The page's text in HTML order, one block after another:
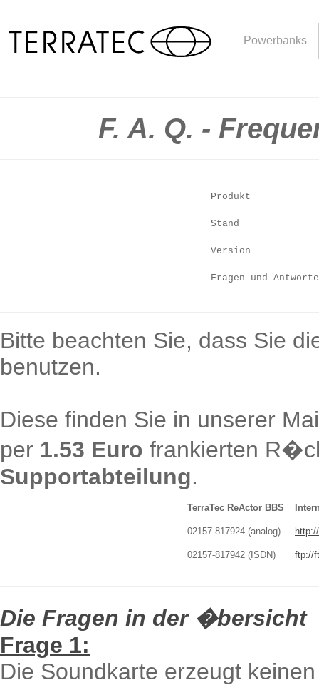
Powerbanks
F. A. Q. -
Produkt
Stand
Version
Fragen und
Bitte beachten Sie, dass Sie
benutzen.
Diese finden Sie in unserer
per 1.53 Euro frankierten
Supportabteilung.
TerraTec ReActor BBS
02157-817924 (analog)
02157-817942 (ISDN) ftp://
Die Fragen in der �bersicht
Frage 1:
Die Soundkarte erzeugt